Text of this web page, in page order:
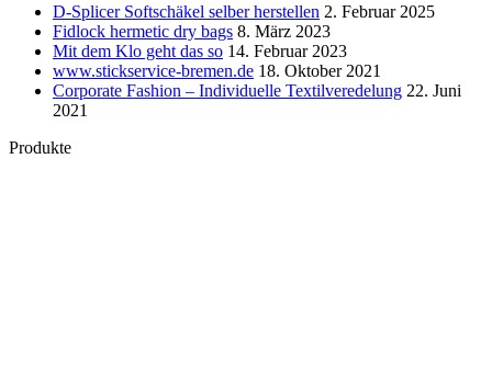
D-Splicer Softschäkel selber herstellen 2. Februar 2025
Fidlock hermetic dry bags 8. März 2023
Mit dem Klo geht das so 14. Februar 2023
www.stickservice-bremen.de 18. Oktober 2021
Corporate Fashion – Individuelle Textilveredelung 22. Juni
2021
Produkte